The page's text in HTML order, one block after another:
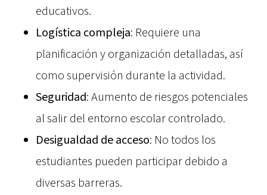
educativos.
Logística compleja: Requiere una
planificación y organización detalladas, así
como supervisión durante la actividad.
Seguridad: Aumento de riesgos potenciales
al salir del entorno escolar controlado.
Desigualdad de acceso: No todos los
estudiantes pueden participar debido a
diversas barreras.